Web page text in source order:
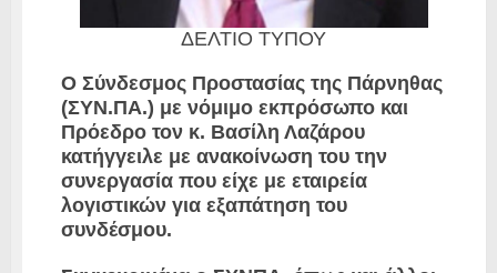
ΔΕΛΤΙΟ ΤΥΠΟΥ
Ο Σύνδεσμος Προστασίας της Πάρνηθας
(ΣΥΝ.ΠΑ.) με νόμιμο εκπρόσωπο και
Πρόεδρο τον κ. Βασίλη Λαζάρου
κατήγγειλε με ανακοίνωση του την
συνεργασία που είχε με εταιρεία
λογιστικών για εξαπάτηση του
συνδέσμου.